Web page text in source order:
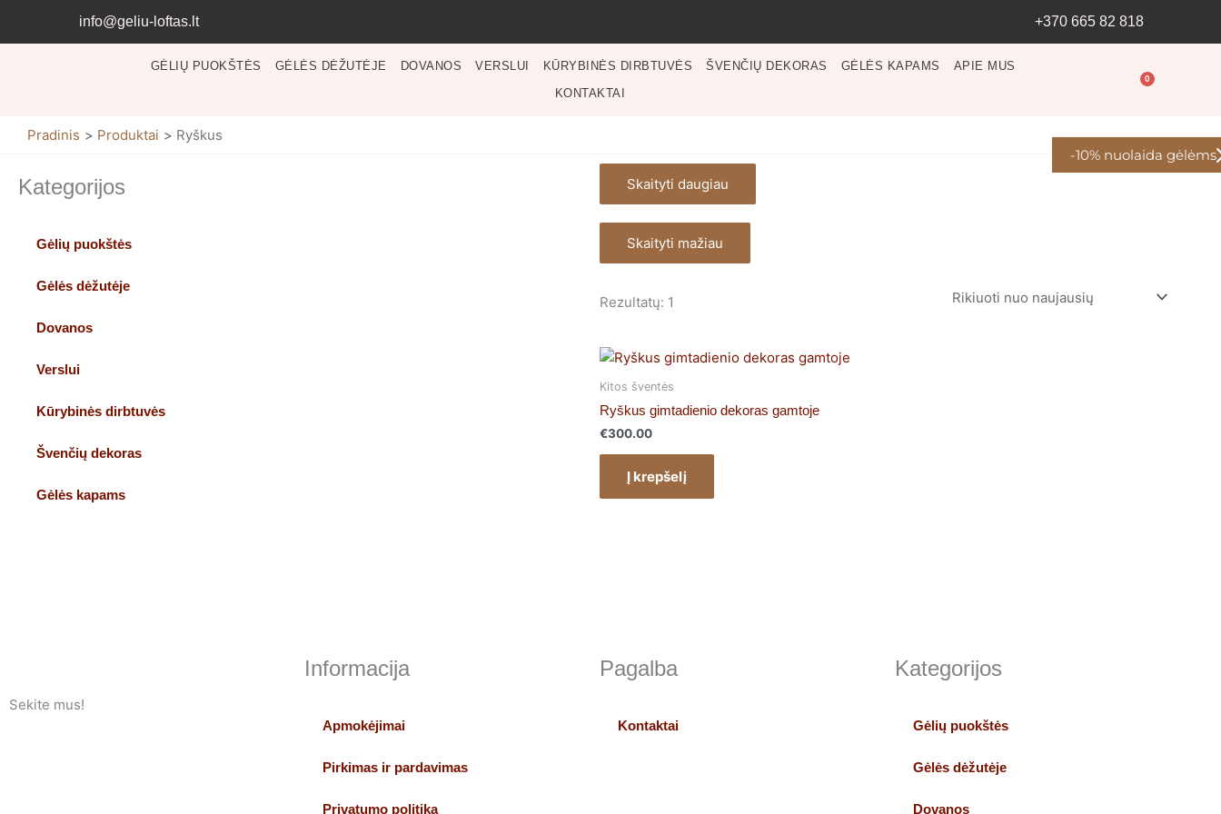
info@geliu-loftas.lt +370 665 82 818
GĖLIŲ PUOKŠTĖS GĖLĖS DĖŽUTĖJE DOVANOS VERSLUI KŪRYBINĖS DIRBTUVĖS ŠVENČIŲ DEKORAS GĖLĖS KAPAMS
APIE MUS
KONTAKTAI
0
Cart
Pradinis Produktai Ryškus
Kategorijos
Gėlių puokštės
Gėlės dėžutėje
Dovanos
Verslui
Kūrybinės dirbtuvės
Švenčių dekoras
Gėlės kapams
Skaityti daugiau
Skaityti mažiau
Rezultatų: 1
Kitos šventės
Ryškus gimtadienio dekoras gamtoje
€300.00
Į krepšelį
Sekite mus!
Informacija
Apmokėjimai
Pirkimas ir pardavimas
Privatumo politika
Pagalba
Kontaktai
Kategorijos
Gėlių puokštės
Gėlės dėžutėje
Dovanos
-10% nuolaida gėlėms